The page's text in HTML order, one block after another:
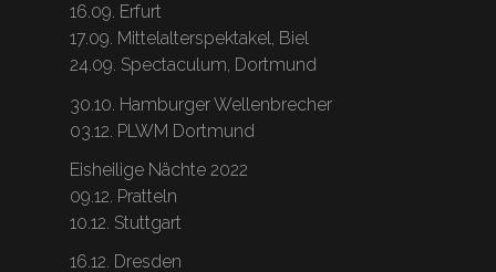
16.09. Erfurt
17.09. Mittelalterspektakel, Biel
24.09. Spectaculum, Dortmund
30.10. Hamburger Wellenbrecher
03.12. PLWM Dortmund
Eisheilige Nächte 2022
09.12. Pratteln
10.12. Stuttgart
16.12. Dresden